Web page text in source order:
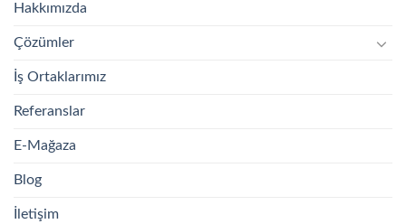
Hakkımızda
Çözümler
İş Ortaklarımız
Referanslar
E-Mağaza
Blog
İletişim